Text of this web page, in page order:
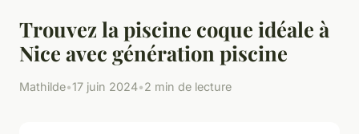
Trouvez la piscine coque idéale à
Nice avec génération piscine
Mathilde•17 juin 2024•2 min de lecture